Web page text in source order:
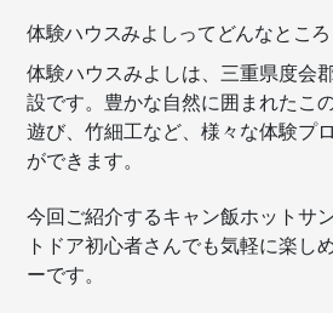
体験ハウスみよしってどんなところ
体験ハウスみよしは、三重県度会
設です。豊かな自然に囲まれたこ
遊び、竹細工など、様々な体験プ
ができます。
今回ご紹介するキャン飯ホットサ
トドア初心者さんでも気軽に楽し
ーです。